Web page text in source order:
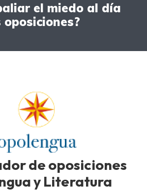
el miedo al día
oposiciones?
de oposiciones
y Literatura